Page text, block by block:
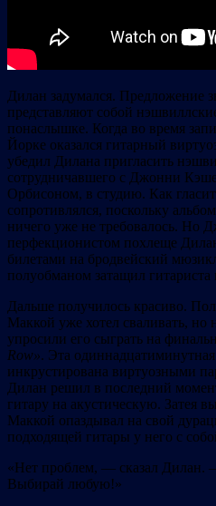
Дилан задумался. Предложение
представляют собой
понаслышке. Когда во время
Йорке оказался гитарный
убедил Дилана пригласить
сотрудничавшего с Джонни
Орбисоном, в студию. Как
сопротивлялся, поскольку
ничего уже не требовалось. Но
перфекционистом похлеще
билетами на бродвейский
полуобманом затащил гитариста
Дальше получилось красиво.
Маккой уже хотел сваливать, но
упросили его сыграть на
Row». Эта
инкрустирована виртуозными
Дилан решил в последний
гитару на акустическую. Затея
Маккой опаздывал на свой
подходящей гитары у него с
«Нет проблем, — сказал Дилан.
Выбирай любую!»